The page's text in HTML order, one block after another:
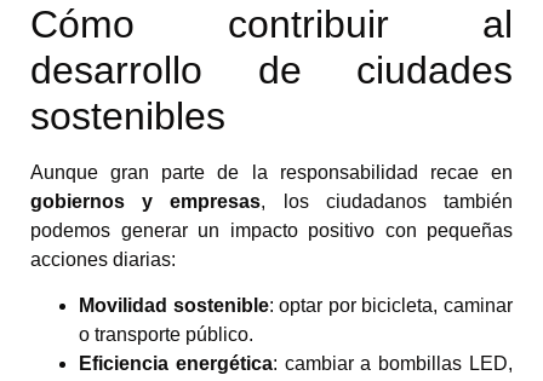
Cómo contribuir al
desarrollo de ciudades
sostenibles
Aunque gran parte de la responsabilidad recae en
gobiernos y empresas, los ciudadanos también
podemos generar un impacto positivo con pequeñas
acciones diarias:
Movilidad sostenible: optar por bicicleta, caminar
o transporte público.
Eficiencia energética: cambiar a bombillas LED,